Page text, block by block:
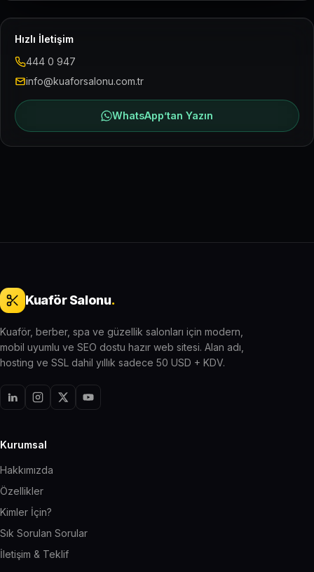
Hızlı İletişim
444 0 947
info@kuaforsalonu.com.tr
WhatsApp’tan Yazın
Kuaför Salonu.
Kuaför, berber, spa ve güzellik salonları için modern,
mobil uyumlu ve SEO dostu hazır web sitesi. Alan adı,
hosting ve SSL dahil yıllık sadece 50 USD + KDV.
Kurumsal
Hakkımızda
Özellikler
Kimler İçin?
Sık Sorulan Sorular
İletişim & Teklif